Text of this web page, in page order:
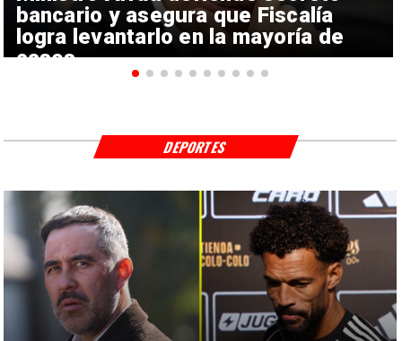
bancario y asegura que Fiscalía
logra levantarlo en la mayoría de
casos
DEPORTES